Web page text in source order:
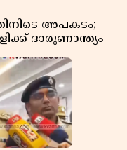
അപകടം;
ദാരുണാന്ത്യം